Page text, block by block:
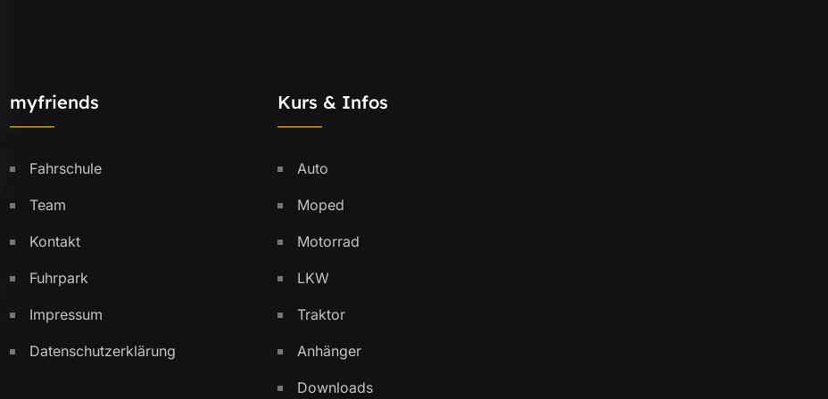
myfriends
Fahrschule
Team
Kontakt
Fuhrpark
Impressum
Datenschutzerklärung
Kurs & Infos
Auto
Moped
Motorrad
LKW
Traktor
Anhänger
Downloads